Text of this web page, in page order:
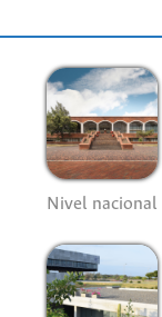
Nivel nacional